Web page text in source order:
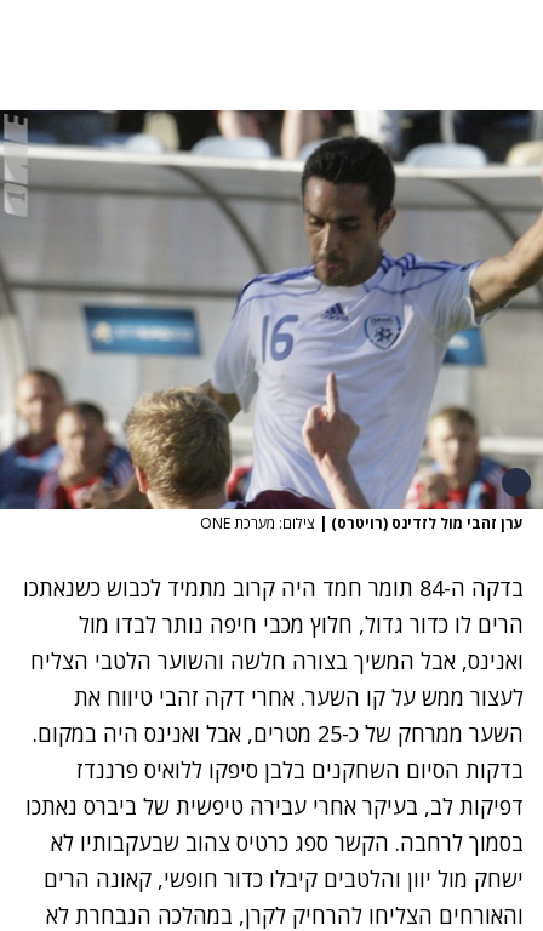
ערן זהבי מול לזדינס (רויטרס) | צילום: מערכת ONE
בדקה ה-84 תומר חמד היה קרוב מתמיד לכבוש כשנאתכו
הרים לו כדור גדול, חלוץ מכבי חיפה נותר לבדו מול
ואנינס, אבל המשיך בצורה חלשה והשוער הלטבי הצליח
לעצור ממש על קו השער. אחרי דקה זהבי טיווח את
השער ממרחק של כ-25 מטרים, אבל ואנינס היה במקום.
בדקות הסיום השחקנים בלבן סיפקו ללואיס פרננדז
דפיקות לב, בעיקר אחרי עבירה טיפשית של ביברס נאתכו
בסמוך לרחבה. הקשר ספג כרטיס צהוב שבעקבותיו לא
ישחק מול יוון והלטבים קיבלו כדור חופשי, קאונה הרים
והאורחים הצליחו להרחיק לקרן, במהלכה הנבחרת לא